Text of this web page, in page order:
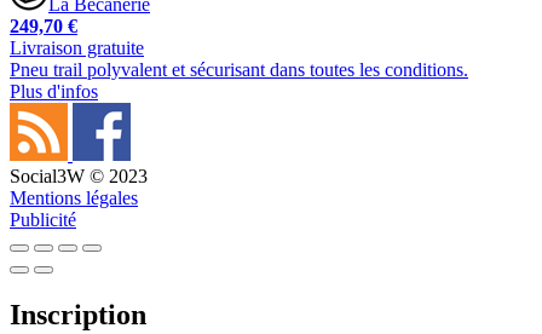
La Bécanerie
249,70 €
Livraison gratuite
Pneu trail polyvalent et sécurisant dans toutes les conditions.
Plus d'infos
Social3W © 2023
Mentions légales
Publicité
Inscription